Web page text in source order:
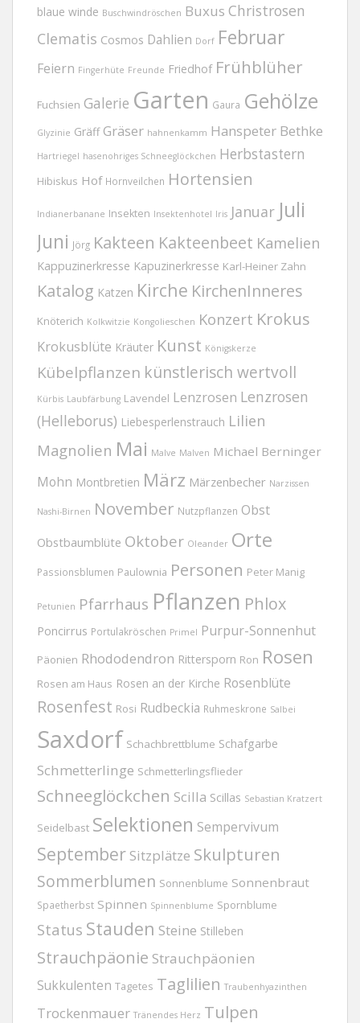
blaue winde Buschwindröschen Buxus Christrosen
Clematis Cosmos Dahlien Dorf Februar
Feiern Fingerhüte Freunde Friedhof Frühblüher
Fuchsien Galerie Garten Gaura Gehölze
Glyzinie Gräff Gräser hahnenkamm Hanspeter Bethke
Hartriegel hasenohriges Schneeglöckchen Herbstastern
Hibiskus Hof Hornveilchen Hortensien
Indianerbanane Insekten Insektenhotel Iris Januar Juli
Juni Jörg Kakteen Kakteenbeet Kamelien
Kappuzinerkresse Kapuzinerkresse Karl-Heiner Zahn
Katalog Katzen Kirche KirchenInneres
Knöterich Kolkwitzie Kongolieschen Konzert Krokus
Krokusblüte Kräuter Kunst Königskerze
Kübelpflanzen künstlerisch wertvoll
Kürbis Laubfärbung Lavendel Lenzrosen Lenzrosen
(Helleborus) Liebesperlenstrauch Lilien
Magnolien Mai Malve Malven Michael Berninger
Mohn Montbretien März Märzenbecher Narzissen
Nashi-Birnen November Nutzpflanzen Obst
Obstbaumblüte Oktober Oleander Orte
Passionsblumen Paulownia Personen Peter Manig
Petunien Pfarrhaus Pflanzen Phlox
Poncirrus Portulakröschen Primel Purpur-Sonnenhut
Päonien Rhododendron Rittersporn Ron Rosen
Rosen am Haus Rosen an der Kirche Rosenblüte
Rosenfest Rosi Rudbeckia Ruhmeskrone Salbei
Saxdorf Schachbrettblume Schafgarbe
Schmetterlinge Schmetterlingsflieder
Schneeglöckchen Scilla Scillas Sebastian Kratzert
Seidelbast Selektionen Sempervivum
September Sitzplätze Skulpturen
Sommerblumen Sonnenblume Sonnenbraut
Spaetherbst Spinnen Spinnenblume Spornblume
Status Stauden Steine Stilleben
Strauchpäonie Strauchpäonien
Sukkulenten Tagetes Taglilien Traubenhyazinthen
Trockenmauer Tränendes Herz Tulpen